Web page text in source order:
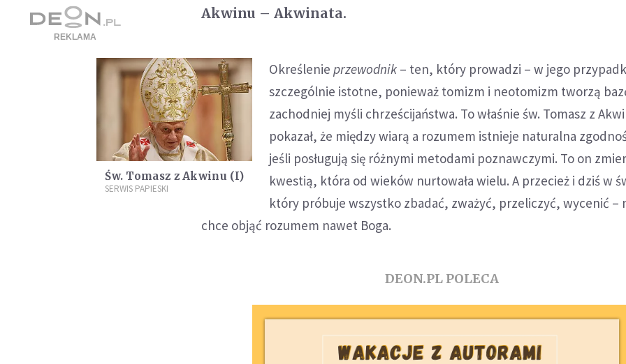
Akwinu – Akwinata.
Św. Tomasz z Akwinu (I)
SERWIS PAPIESKI
Określenieprzewodnik – ten, który prowadzi – w jego
szczególnie istotne, ponieważ tomizm i neotomizm tworzą
zachodniej myśli chrześcijaństwa. To właśnie św. Tomasz z
pokazał, że między wiarą a rozumem istnieje naturalna
jeśli posługują się różnymi metodami poznawczymi. To on
kwestią, która od wieków nurtowała wielu. A przecież i dziś w
który próbuje wszystko zbadać, zważyć, przeliczyć, wycenić –
chce objąć rozumem nawet Boga.
DEON.PL POLECA